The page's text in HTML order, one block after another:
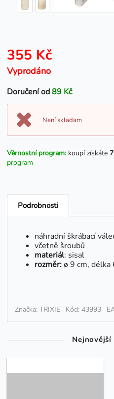
355 Kč
Vyprodáno
Doručení od89 Kč
Není skladam
Věrnostní program: koupí získáte
program
Podrobnosti
náhradní škrábací
včetně šroubů
materiál: sisal
rozměr:ø 9 cm, délka
Značka: TRIXIE Kód: 43993